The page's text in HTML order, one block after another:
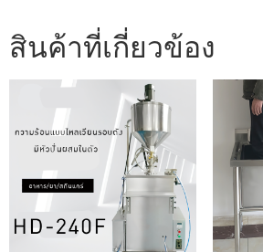
สินค้าที่เกี่ยวข้อง